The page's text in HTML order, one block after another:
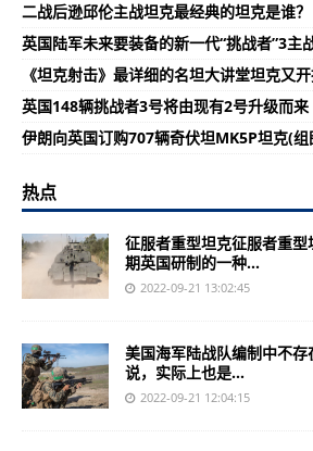
二战后逊邱伦主战坦克最经典的坦克是谁？
英国陆军未来要装备的新一代“挑战者”3主
《坦克射击》最详细的名坦大讲堂坦克又
英国148辆挑战者3号将由现有2号升级而来
伊朗向英国订购707辆奇伏坦MK5P坦克(组
热点
征服者重型坦克征服者重
期英国研制的一种...
2022-09-21 13:02:45
美国海军陆战队编制中不存
说，实际上也是...
2022-09-21 12:04:15